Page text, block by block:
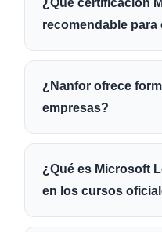
recomendable para
¿Nanfor ofrece
empresas?
¿Qué es Microsoft
en los cursos